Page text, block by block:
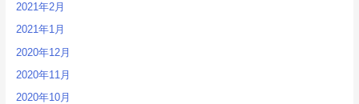
2021年2月
2021年1月
2020年12月
2020年11月
2020年10月